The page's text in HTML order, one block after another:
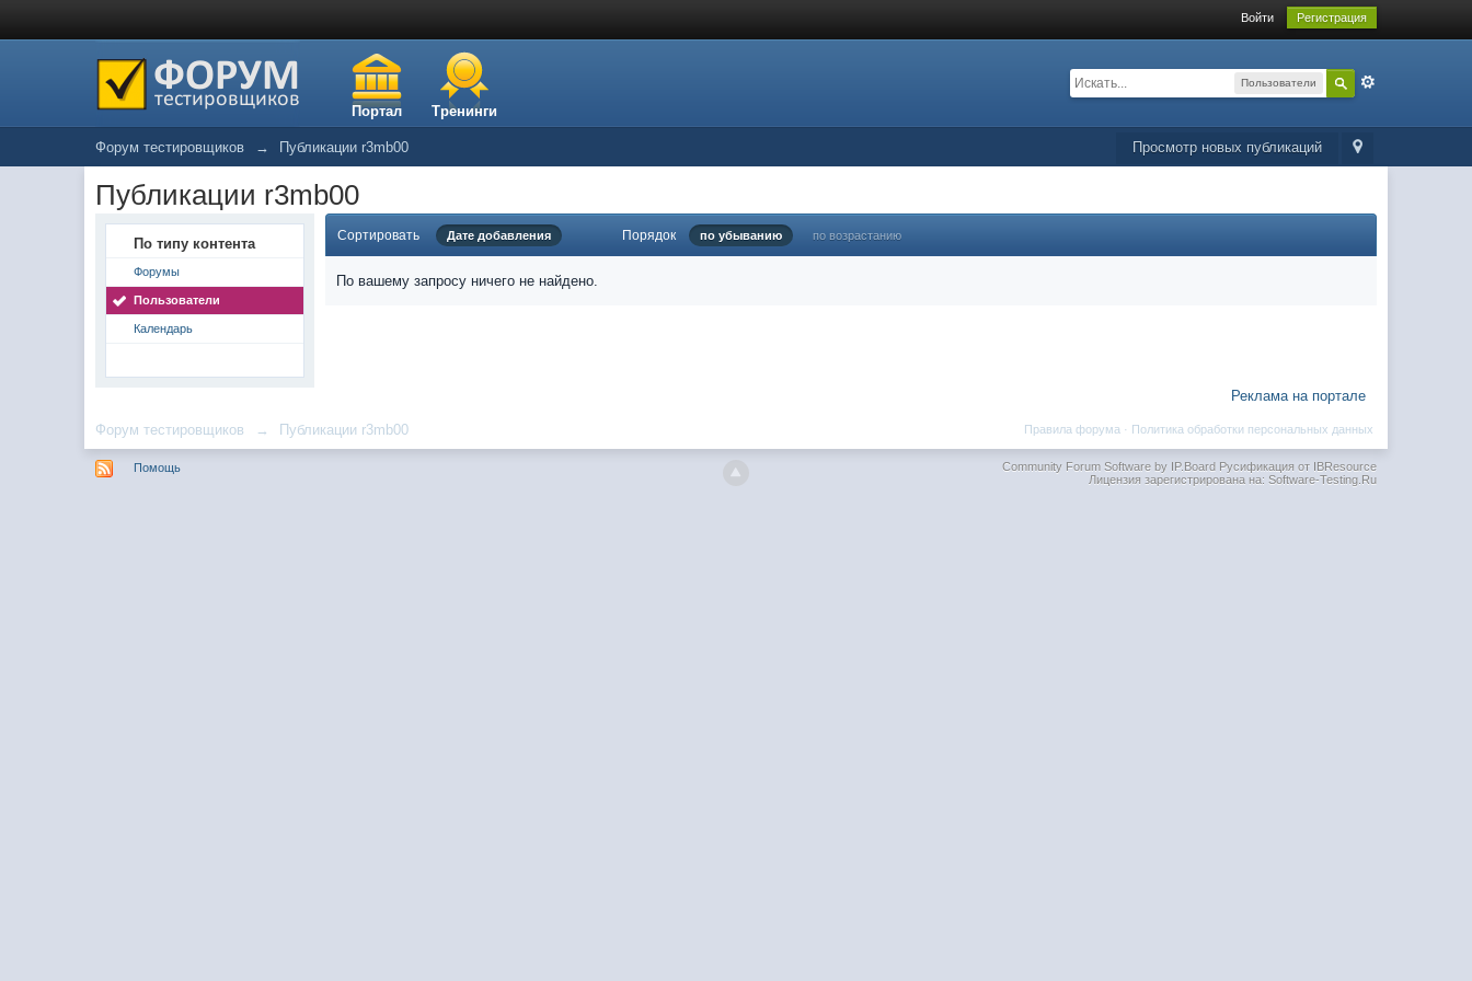
Войти Регистрация
Портал Тренинги
Пользователи
Просмотр новых публикаций
Форум тестировщиков → Публикации r3mb00
Публикации r3mb00
По типу контента
Форумы
Пользователи
Календарь
Сортировать Дате добавления Порядок по убыванию по возрастанию
По вашему запросу ничего не найдено.
Реклама на портале
Форум тестировщиков → Публикации r3mb00 Политика обработки персональных данных
Правила форума ·
Помощь Community Forum Software by IP.BoardРусификация от IBResource
Лицензия зарегистрирована на: Software-Testing.Ru